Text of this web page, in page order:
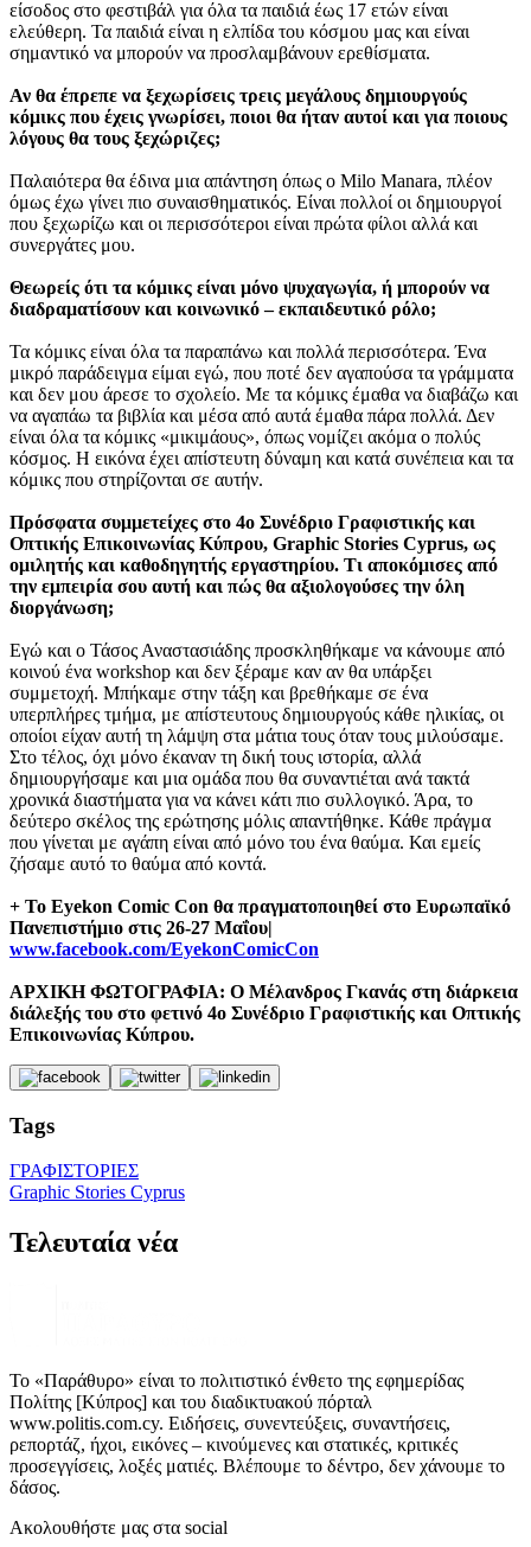
είσοδος στο φεστιβάλ για όλα τα παιδιά έως 17 ετών είναι
ελεύθερη. Τα παιδιά είναι η ελπίδα του κόσμου μας και είναι
σημαντικό να μπορούν να προσλαμβάνουν ερεθίσματα.
Αν θα έπρεπε να ξεχωρίσεις τρεις μεγάλους δημιουργούς
κόμικς που έχεις γνωρίσει, ποιοι θα ήταν αυτοί και για ποιους
λόγους θα τους ξεχώριζες;
Παλαιότερα θα έδινα μια απάντηση όπως ο Milo Manara, πλέον
όμως έχω γίνει πιο συναισθηματικός. Είναι πολλοί οι δημιουργοί
που ξεχωρίζω και οι περισσότεροι είναι πρώτα φίλοι αλλά και
συνεργάτες μου.
Θεωρείς ότι τα κόμικς είναι μόνο ψυχαγωγία, ή μπορούν να
διαδραματίσουν και κοινωνικό – εκπαιδευτικό ρόλο;
Τα κόμικς είναι όλα τα παραπάνω και πολλά περισσότερα. Ένα
μικρό παράδειγμα είμαι εγώ, που ποτέ δεν αγαπούσα τα γράμματα
και δεν μου άρεσε το σχολείο. Με τα κόμικς έμαθα να διαβάζω και
να αγαπάω τα βιβλία και μέσα από αυτά έμαθα πάρα πολλά. Δεν
είναι όλα τα κόμικς «μικιμάους», όπως νομίζει ακόμα ο πολύς
κόσμος. Η εικόνα έχει απίστευτη δύναμη και κατά συνέπεια και τα
κόμικς που στηρίζονται σε αυτήν.
Πρόσφατα συμμετείχες στο 4ο Συνέδριο Γραφιστικής και
Οπτικής Επικοινωνίας Κύπρου, Graphic Stories Cyprus, ως
ομιλητής και καθοδηγητής εργαστηρίου. Τι αποκόμισες από
την εμπειρία σου αυτή και πώς θα αξιολογούσες την όλη
διοργάνωση;
Εγώ και ο Τάσος Αναστασιάδης προσκληθήκαμε να κάνουμε από
κοινού ένα workshop και δεν ξέραμε καν αν θα υπάρξει
συμμετοχή. Μπήκαμε στην τάξη και βρεθήκαμε σε ένα
υπερπλήρες τμήμα, με απίστευτους δημιουργούς κάθε ηλικίας, οι
οποίοι είχαν αυτή τη λάμψη στα μάτια τους όταν τους μιλούσαμε.
Στο τέλος, όχι μόνο έκαναν τη δική τους ιστορία, αλλά
δημιουργήσαμε και μια ομάδα που θα συναντιέται ανά τακτά
χρονικά διαστήματα για να κάνει κάτι πιο συλλογικό. Άρα, το
δεύτερο σκέλος της ερώτησης μόλις απαντήθηκε. Κάθε πράγμα
που γίνεται με αγάπη είναι από μόνο του ένα θαύμα. Και εμείς
ζήσαμε αυτό το θαύμα από κοντά.
+ Το Eyekon Comic Con θα πραγματοποιηθεί στο Ευρωπαϊκό
Πανεπιστήμιο στις 26-27 Μαΐου|
www.facebook.com/EyekonComicCon
ΑΡΧΙΚΗ ΦΩΤΟΓΡΑΦΙΑ: Ο Μέλανδρος Γκανάς στη διάρκεια
διάλεξής του στο φετινό 4ο Συνέδριο Γραφιστικής και Οπτικής
Επικοινωνίας Κύπρου.
Tags
ΓΡΑΦΙΣΤΟΡΙΕΣ
Graphic Stories Cyprus
Τελευταία νέα
Το «Παράθυρο» είναι το πολιτιστικό ένθετο της εφημερίδας
Πολίτης [Κύπρος] και του διαδικτυακού πόρταλ
www.politis.com.cy. Ειδήσεις, συνεντεύξεις, συναντήσεις,
ρεπορτάζ, ήχοι, εικόνες – κινούμενες και στατικές, κριτικές
προσεγγίσεις, λοξές ματιές. Βλέπουμε το δέντρο, δεν χάνουμε το
δάσος.
Ακολουθήστε μας στα social